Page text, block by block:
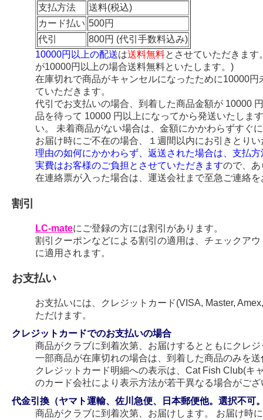
支払方法
送料(税込)
カード払い 500円
代引
800円 (代引手数料込み)
10000円以上の配送は送料無料とさせていただきま
が10000円以上の場合送料無料といたします。)
在庫切れで商品がキャンセルになったために10000
ていただきます。
代引でお支払いの場合、到着した商品金額が 10000
品を待って 10000 円以上になってから発送いたしま
い。 未着商品がない場合は、金額にかかわらずすぐ
お届け時にご不在の場合、１週間以内にお引きとり
理由の如何にかかわらず、返送された場合は、支払
実費はお客様のご負担とさせていただきますので、あ
在連絡票が入った場合は、運送会社まで至急ご連絡
割引
LC-mateにご登録の方には割引があります。
割引クーポンなどによる割引の適用は、チェックア
に適用されます。
お支払い
お支払いには、クレジットカード(VISA, Master,
ただけます。
クレジットカードでのお支払いの場合
商品がクラブに到着次第、お届けするとともにクレ
一部商品が在庫切れの場合は、到着した商品のみを
クレジットカード明細への表示は、Cat Fish Club(キ
のカード会社により表示方法が若干異なる場合がござ
代金引換（ヤマト運輸、佐川急便、日本郵便他。選択不可
商品がクラブに到着次第、お届けします。 お届け時